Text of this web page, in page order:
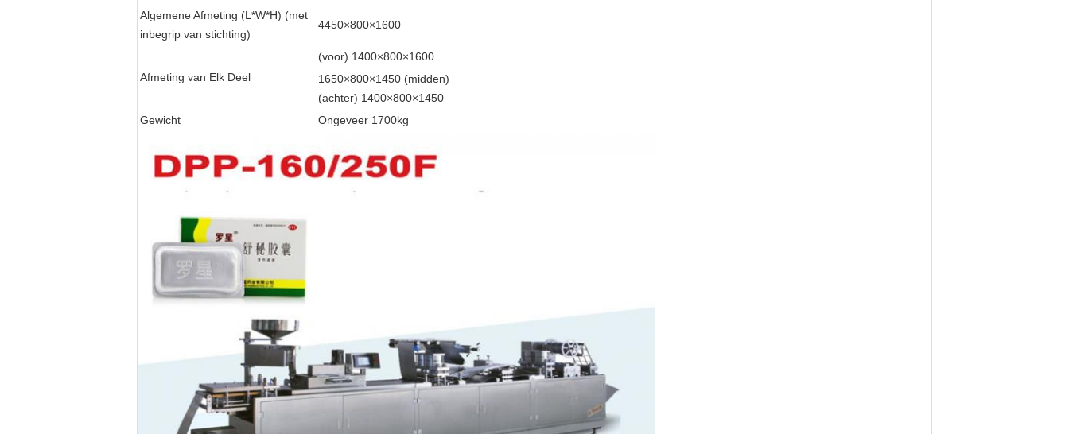
Algemene Afmeting (L*W*H) (met
inbegrip van stichting)
4450×800×1600
Afmeting van Elk Deel
(voor) 1400×800×1600
1650×800×1450 (midden)
(achter) 1400×800×1450
Gewicht
Ongeveer 1700kg